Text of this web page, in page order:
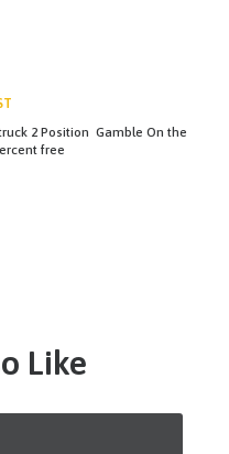
2 Position ️ Gamble On the
free
Like